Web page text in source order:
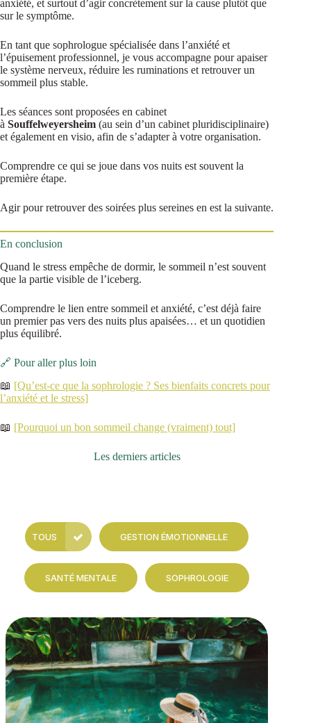
anxiété, et surtout d’agir concrètement sur la cause plutôt que
sur le symptôme.
En tant que sophrologue spécialisée dans l’anxiété et
l’épuisement professionnel, je vous accompagne pour apaiser
le système nerveux, réduire les ruminations et retrouver un
sommeil plus stable.
Les séances sont proposées en cabinet
à Souffelweyersheim (au sein d’un cabinet pluridisciplinaire)
et également en visio, afin de s’adapter à votre organisation.
Comprendre ce qui se joue dans vos nuits est souvent la
première étape.
Agir pour retrouver des soirées plus sereines en est la suivante.
En conclusion
Quand le stress empêche de dormir, le sommeil n’est souvent
que la partie visible de l’iceberg.
Comprendre le lien entre sommeil et anxiété, c’est déjà faire
un premier pas vers des nuits plus apaisées… et un quotidien
plus équilibré.
🔗 Pour aller plus loin
📖 [Qu’est-ce que la sophrologie ? Ses bienfaits concrets pour
l’anxiété et le stress]
📖 [Pourquoi un bon sommeil change (vraiment) tout]
Les derniers articles
TOUS GESTION ÉMOTIONNELLE
SANTÉ MENTALE SOPHROLOGIE